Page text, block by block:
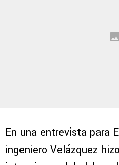
En una entrevista para
ingeniero Velázquez